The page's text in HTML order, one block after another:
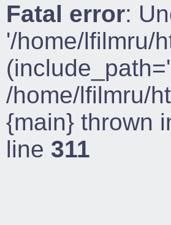
Fatal error:
'/home/lfilmru/
/home/lfilmru/
{main} thrown
line 311